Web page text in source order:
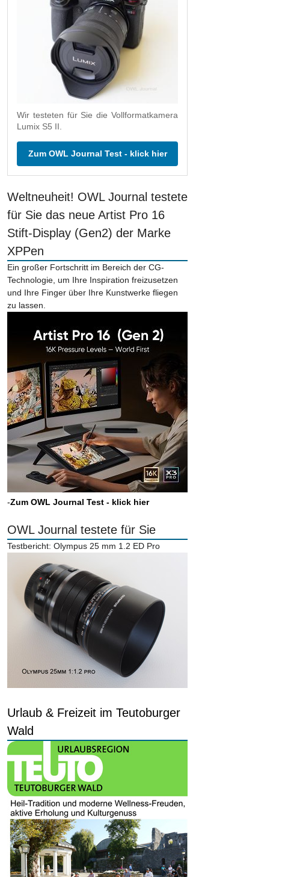
Wir testeten für Sie die Vollformatkamera
Lumix S5 II.
Zum OWL Journal Test - klick hier
Weltneuheit! OWL Journal testete
für Sie das neue Artist Pro 16
Stift-Display (Gen2) der Marke
XPPen
Ein großer Fortschritt im Bereich der CG-
Technologie, um Ihre Inspiration freizusetzen
und Ihre Finger über Ihre Kunstwerke fliegen
zu lassen.
-Zum OWL Journal Test - klick hier
OWL Journal testete für Sie
Testbericht: Olympus 25 mm 1.2 ED Pro
Urlaub & Freizeit im Teutoburger
Wald